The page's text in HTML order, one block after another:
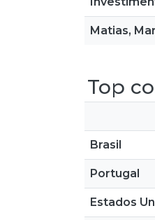
Matias,
Top
Brasil
Portugal
Estados